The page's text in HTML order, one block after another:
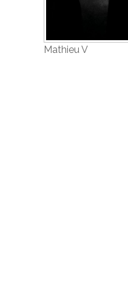
Mathieu V